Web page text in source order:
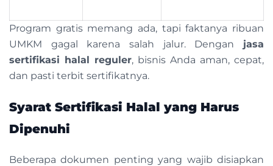
Program gratis memang ada, tapi faktanya ribuan
UMKM gagal karena salah jalur. Dengan jasa
sertifikasi halal reguler, bisnis Anda aman, cepat,
dan pasti terbit sertifikatnya.
Syarat Sertifikasi Halal yang Harus
Dipenuhi
Beberapa dokumen penting yang wajib disiapkan